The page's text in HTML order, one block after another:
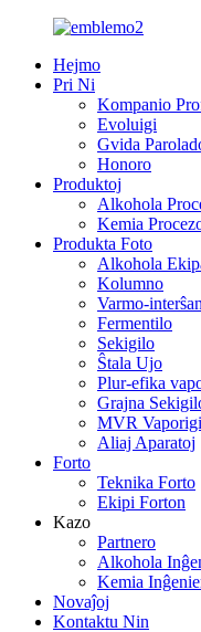
Hejmo
Pri Ni
Kompanio
Evoluigi
Gvida
Honoro
Produktoj
Alkohola
Kemia
Produkta Foto
Alkohola
Kolumno
Varmo-
Fermentilo
Sekigilo
Ŝtala Ujo
Plur-efika
Grajna
MVR
Aliaj Aparatoj
Forto
Teknika Forto
Ekipi Forton
Kazo
Partnero
Alkohola
Kemia
Novaĵoj
Kontaktu Nin